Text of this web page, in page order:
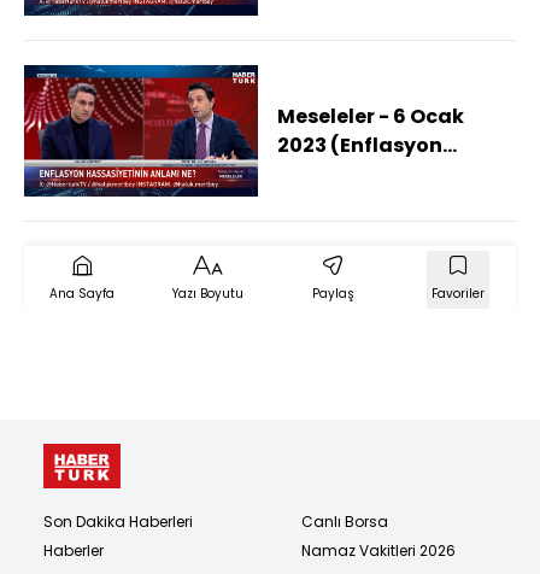
Meseleler - 6 Ocak
2023 (Enflasyon
değişiyor?)
Ana Sayfa Yazı Boyutu Paylaş Favoriler
Son Dakika Haberleri
Haberler
Canlı Borsa
Namaz Vakitleri 2026